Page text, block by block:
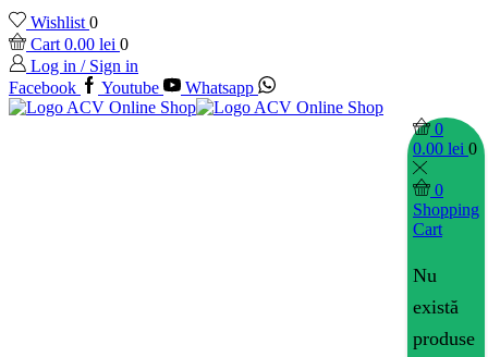
Wishlist 0
Cart 0.00 lei 0
Log in / Sign in
Facebook
Youtube Whatsapp
0
0.00 lei 0
0
Shopping
Cart
Nu
există
produse